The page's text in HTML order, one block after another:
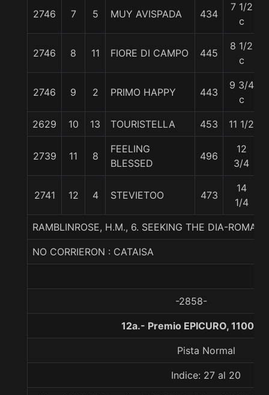
2746 7 5 MUY AVISPADA 434
7 1/2
c
2746 8 11 FIORE DI CAMPO 445
8 1/2
c
2746 9 2 PRIMO HAPPY 443
9 3/4
c
2629 10 13 TOURISTELLA 453 11 1/2
2739 11 8
FEELING
BLESSED
496
12
3/4
2741 12 4 STEVIETOO 473
14
1/4
RAMBLINROSE, H.M., 6. SEEKING THE DIA-
NO CORRIERON : CATAISA
-2858-
12a.- Premio EPICURO, 1100
Pista Normal
Indice: 27 al 20